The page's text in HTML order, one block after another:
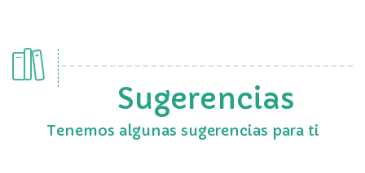
Sugerencias
Tenemos algunas sugerencias para ti